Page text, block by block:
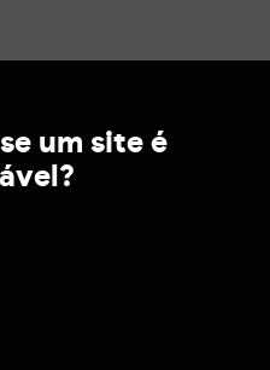
um site é